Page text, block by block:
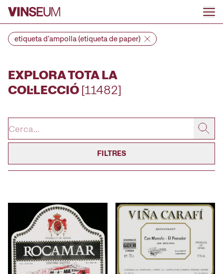
Anar al contingut
etiqueta d'ampolla (etiqueta de paper)
EXPLORA TOTA LA
COL·LECCIÓ[11482]
FILTRES